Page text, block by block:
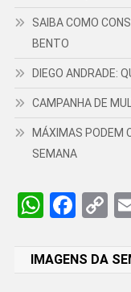
SAIBA COMO
BENTO
DIEGO ANDRADE:
CAMPANHA DE
MÁXIMAS PODEM
SEMANA
IMAGENS DA